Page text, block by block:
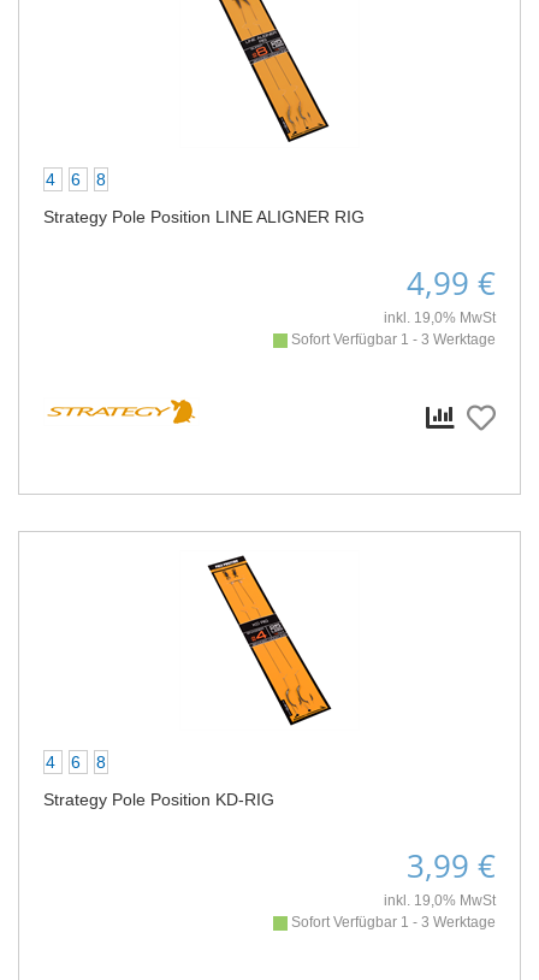
4 6
8
Strategy Pole Position LINE ALIGNER RIG
4,99 €
inkl. 19,0% MwSt
Sofort Verfügbar 1 - 3 Werktage
4 6
8
Strategy Pole Position KD-RIG
3,99 €
inkl. 19,0% MwSt
Sofort Verfügbar 1 - 3 Werktage